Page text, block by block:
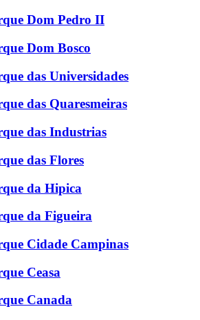
Dom Pedro II
Dom Bosco
das Universidades
das Quaresmeiras
das Industrias
das Flores
da Hipica
da Figueira
Cidade Campinas
Ceasa
Canada